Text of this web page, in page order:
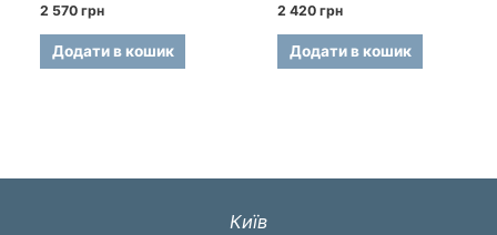
Оцінено
в
0
2 570грн
Додати в кошик
Оцінено
в
0
2 420грн
Додати в кошик
Київ